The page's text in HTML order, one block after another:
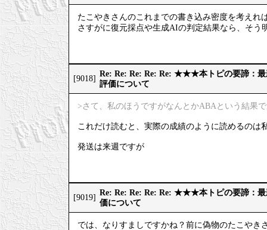
たこやきさんのこれまでの書き込み密度を考えれ
さすがに復元採点や生成AIの判定結果なら、そう
[9018]
Re: Re: Re: Re: Re: ★★★本トピの要諦：最
評価について
>さて、私のほうですがなんとかABAという結果
これだけ読むと、実際の成績のように読めるのは
発送は来週ですが
[9019]
Re: Re: Re: Re: Re: ★★★本トピの要諦：最
価について
では、なりすましですかね？前に偽物のたこやき